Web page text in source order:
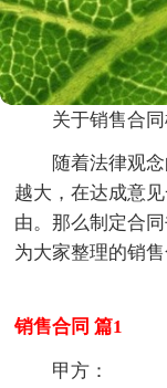
关于销售合
随着法律观
越大，在达成意
由。那么制定合
为大家整理的销
销售合同 篇1
甲方：